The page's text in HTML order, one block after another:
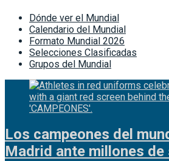
Dónde ver el Mundial
Calendario del Mundial
Formato Mundial 2026
Selecciones Clasificadas
Grupos del Mundial
Los campeones del
Madrid ante millones